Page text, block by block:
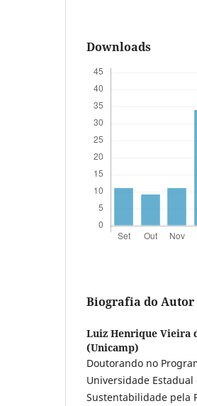
Downloads
Biografia do Autor
Luiz Henrique Vieira
(Unicamp)
Doutorando no
Universidade
Sustentabilidade pela